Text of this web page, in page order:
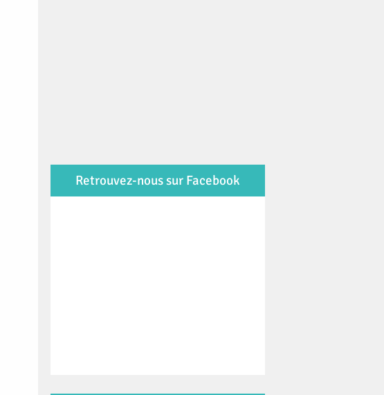
Retrouvez-nous sur Facebook